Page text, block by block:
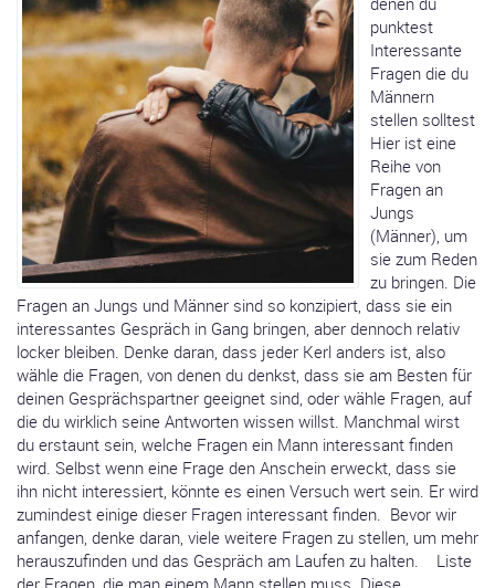
punktest
Interessante
Fragen die du
Männern
stellen solltest
Hier ist eine
Reihe von
Fragen an
Jungs
(Männer), um
sie zum Reden
zu bringen. Die
Fragen an Jungs und Männer sind so konzipiert, dass sie ein
interessantes Gespräch in Gang bringen, aber dennoch relativ
locker bleiben. Denke daran, dass jeder Kerl anders ist, also
wähle die Fragen, von denen du denkst, dass sie am Besten für
deinen Gesprächspartner geeignet sind, oder wähle Fragen, auf
die du wirklich seine Antworten wissen willst. Manchmal wirst
du erstaunt sein, welche Fragen ein Mann interessant finden
wird. Selbst wenn eine Frage den Anschein erweckt, dass sie
ihn nicht interessiert, könnte es einen Versuch wert sein. Er wird
zumindest einige dieser Fragen interessant finden. Bevor wir
anfangen, denke daran, viele weitere Fragen zu stellen, um mehr
herauszufinden und das Gespräch am Laufen zu halten. Liste
der Fragen, die man einem Mann stellen muss. Diese ...